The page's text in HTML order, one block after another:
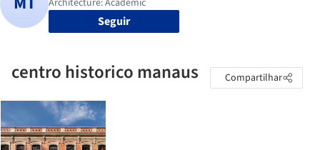
Seguir
centro historico manaus Compartilhar